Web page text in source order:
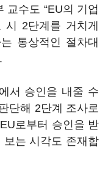
교수도 “EU의 기업
2단계를 거치게
통상적인 절차대
서 승인을 내줄 수
단해 2단계 조사로
로부터 승인을 받
는 시각도 존재합